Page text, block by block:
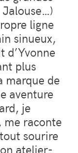
ligne
sinueux,
d’Yvonne
plus
marque de
aventure
je
me raconte
sourire
atelier-